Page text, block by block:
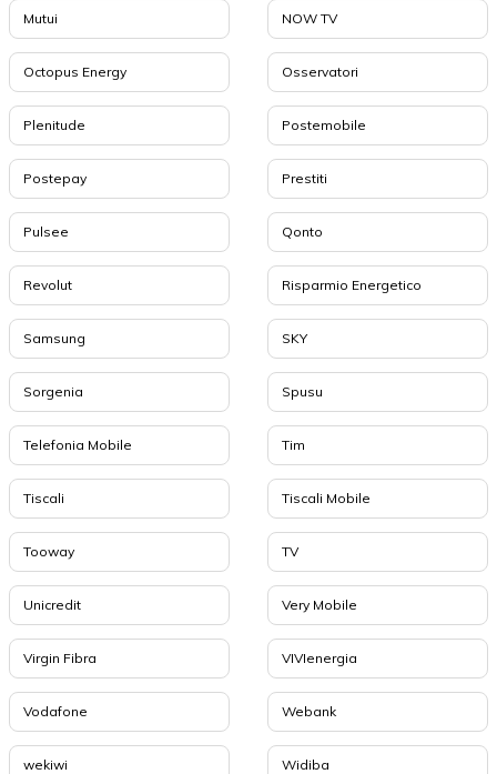
Mutui NOW TV
Octopus Energy Osservatori
Plenitude Postemobile
Postepay Prestiti
Pulsee Qonto
Revolut Risparmio Energetico
Samsung SKY
Sorgenia Spusu
Telefonia Mobile Tim
Tiscali Tiscali Mobile
Tooway TV
Unicredit Very Mobile
Virgin Fibra VIVIenergia
Vodafone Webank
wekiwi Widiba